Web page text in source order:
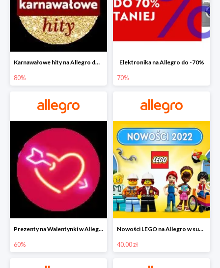
Karnawałowe hity na Allegro do -80%
80%
Elektronika na Allegro do -70%
70%
Prezenty na Walentynki w Allegro do -60%
60%
Nowości LEGO na Allegro w super cenach od 40 zł
40.00 zł